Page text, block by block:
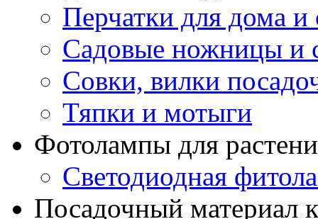
Перчатки для дома и
Садовые ножницы и
Совки, вилки
Тяпки и мотыги
Фотолампы для
Светодиодная
Посадочный материал